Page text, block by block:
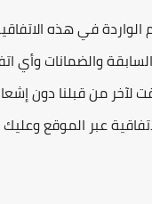
في هذه
السابقة والضمانات
لآخر من قبلنا دون
عبر الموقع